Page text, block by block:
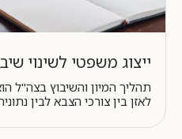
ייצוג משפטי לשינוי
תהליך המיון והשיבוץ בצה"ל
לאזן בין צורכי הצבא לבין